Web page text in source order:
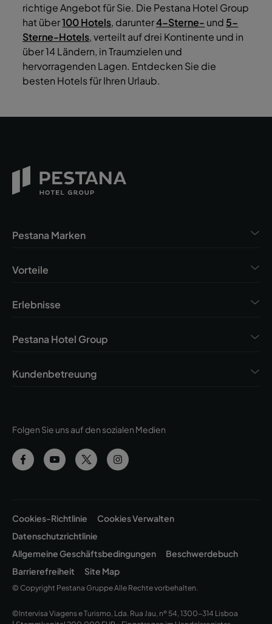
richtige Angebot für Sie. Die Pestana Hotel Group
hat über100 Hotels, darunter4-Sterne- und 5-
Sterne-Hotels, verteilt auf drei Kontinente und in
über 14 Ländern, in Traumzielen und
hervorragenden Lagen. Entdecken Sie die
besten Hotels für Ihren Urlaub.
Folgen Sie uns auf den sozialen Medien
Pestana Marken
Vorteile
Erlebnisse
Pestana Hotel Group
Kundenbetreuung
Cookies-Richtlinie
Cookies Verwalten
Datenschutzrichtlinie
Allgemeine Geschäftsbedingungen
Beschwerdebuch
Barrierefreiheit
Site Map
© Copyright Pestana Gruppe Alle Rechte vorbehalten.
©Intervisa Viagens e Turismo, Lda. Rua Jau, nº 54, 1300-314 Lisboa